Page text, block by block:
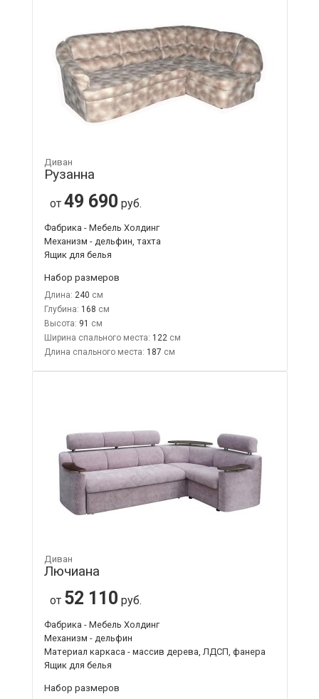
Диван
Рузанна
от 49 690 руб.
Фабрика - Мебель Холдинг
Механизм - дельфин, тахта
Ящик для белья
Набор размеров
Длина: 240
Глубина: 168
Высота: 91
Ширина спального места: 122
Длина спального места: 187
Диван
Лючиана
от 52 110 руб.
Фабрика - Мебель Холдинг
Механизм - дельфин
Материал каркаса - массив дерева, ЛДСП, фанера
Ящик для белья
Набор размеров